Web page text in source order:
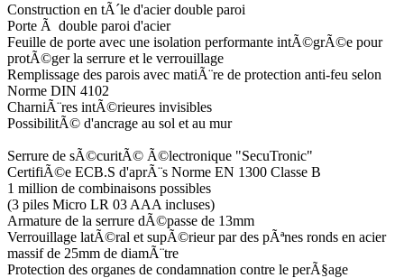
Construction en tÃ´le d'acier double paroi
Porte Ã double paroi d'acier
Feuille de porte avec une isolation performante intÃ©grÃ©e pour
protÃ©ger la serrure et le verrouillage
Remplissage des parois avec matiÃ¨re de protection anti-feu selon
Norme DIN 4102
CharniÃ¨res intÃ©rieures invisibles
PossibilitÃ© d'ancrage au sol et au mur
Serrure de sÃ©curitÃ© Ã©lectronique "SecuTronic"
CertifiÃ©e ECB.S d'aprÃ¨s Norme EN 1300 Classe B
1 million de combinaisons possibles
(3 piles Micro LR 03 AAA incluses)
Armature de la serrure dÃ©passe de 13mm
Verrouillage latÃ©ral et supÃ©rieur par des pÃªnes ronds en acier
massif de 25mm de diamÃ¨tre
Protection des organes de condamnation contre le perÃ§age